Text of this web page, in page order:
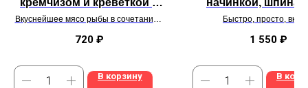
кремчизом и креветкой в
панировке сыра чеддер
Вкуснейшее мясо рыбы в сочетании с
панировка из хлопьев с сыром чеддер
720 ₽
В корзину
начинкой,
вялеными
Быстро, просто,
у Вас дома!
1 550 ₽
В